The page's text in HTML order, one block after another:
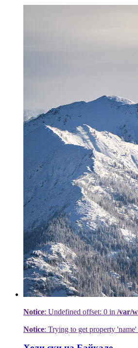
Notice: Undefined offset: 0 in /var/
Notice: Trying to get property